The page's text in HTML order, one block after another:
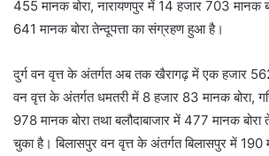
455 मानक बोरा, नारायणपुर में 14 हजार 703 मानक
641 मानक बोरा तेन्दूपत्ता का संग्रहण हुआ है।
दुर्ग वन वृत्त के अंतर्गत अब तक खैरागढ़ में एक हजार 562
वन वृत्त के अंतर्गत धमतरी में 8 हजार 83 मानक बोरा,
978 मानक बोरा तथा बलौदाबाजार में 477 मानक बोरा
चुका है। बिलासपुर वन वृत्त के अंतर्गत बिलासपुर में 190